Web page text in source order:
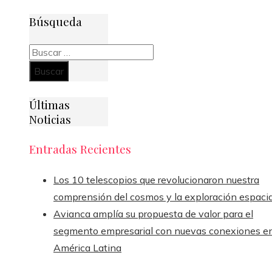
Búsqueda
Buscar:
Últimas
Noticias
Entradas Recientes
Los 10 telescopios que revolucionaron nuestra
comprensión del cosmos y la exploración
Avianca amplía su propuesta de valor para el
segmento empresarial con nuevas conexiones
América Latina